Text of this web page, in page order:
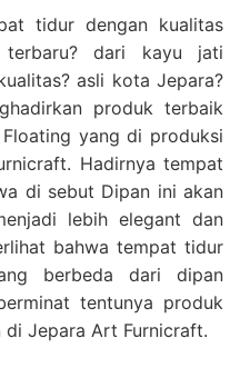
tidur dengan kualitas
terbaru? dari kayu jati
asli kota Jepara?
produk terbaik
yang di produksi
Hadirnya tempat
di sebut Dipan ini akan
lebih elegant dan
bahwa tempat tidur
berbeda dari dipan
tentunya produk
di Jepara Art Furnicraft.